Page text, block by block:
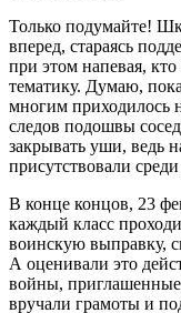
Только подумайте!
вперед, стараясь
при этом напевая,
тематику. Думаю,
многим приходилось
следов подошвы
закрывать уши, ведь
присутствовали
В конце концов, 23
каждый класс
воинскую выправку,
А оценивали это
войны,
вручали грамоты и